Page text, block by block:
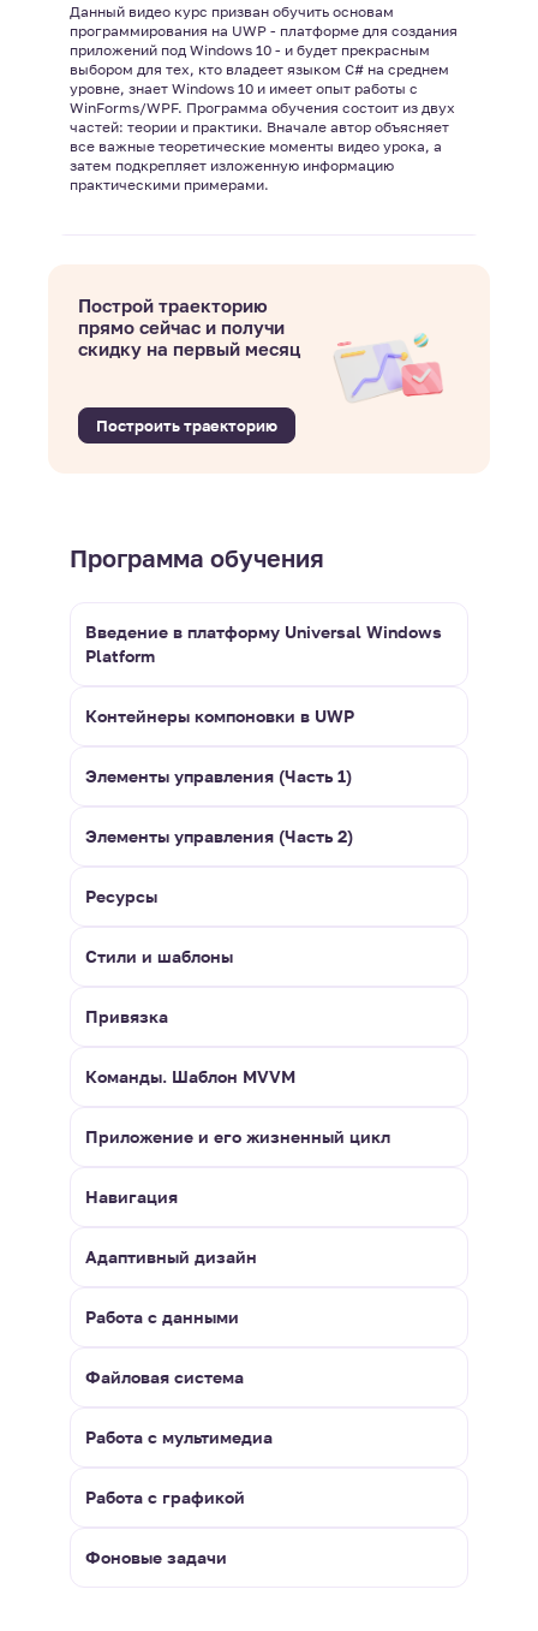
Данный видео курс призван обучить основам
программирования на UWP - платформе для создания
приложений под Windows 10 - и будет прекрасным
выбором для тех, кто владеет языком С# на среднем
уровне, знает Windows 10 и имеет опыт работы с
WinForms/WPF. Программа обучения состоит из двух
частей: теории и практики. Вначале автор объясняет
все важные теоретические моменты видео урока, а
затем подкрепляет изложенную информацию
практическими примерами.
Построй траекторию
прямо сейчас и получи
скидку на первый месяц
Построить траекторию
Программа обучения
Введение в платформу Universal Windows
Platform
Контейнеры компоновки в UWP
Элементы управления (Часть 1)
Элементы управления (Часть 2)
Ресурсы
Стили и шаблоны
Привязка
Команды. Шаблон MVVM
Приложение и его жизненный цикл
Навигация
Адаптивный дизайн
Работа с данными
Файловая система
Работа с мультимедиа
Работа с графикой
Фоновые задачи